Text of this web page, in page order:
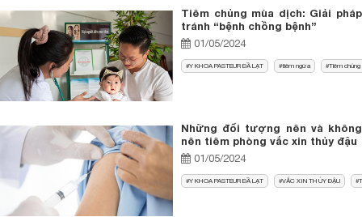
Tiêm chủng mùa dịch: Giải pháp
tránh “bệnh chồng bệnh”
01/05/2024
Y KHOA PASTEUR ĐẦ LẠT tiêm ngừa Tiêm chủng
Những đối tượng nên và không
nên tiêm phòng vắc xin thủy đậu
01/05/2024
Y KHOA PASTEUR ĐẦ LẠT VẮC XIN THỦY ĐẬU